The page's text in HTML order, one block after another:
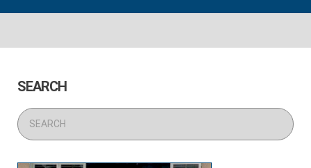
SEARCH